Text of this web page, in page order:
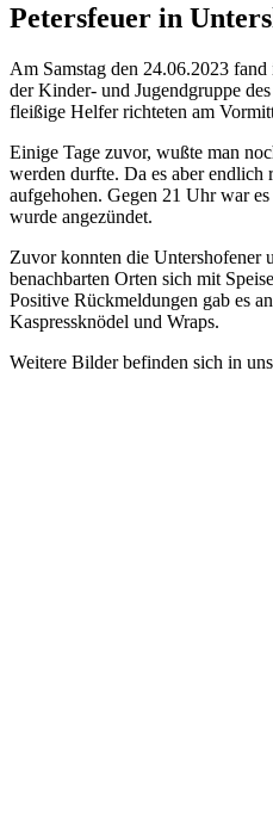
Petersfeuer in
Am Samstag den 24.06.2023
der Kinder- und Jugendgruppe
fleißige Helfer richteten am
Einige Tage zuvor, wußte man
werden durfte. Da es aber endlich
aufgehohen. Gegen 21 Uhr war
wurde angezündet.
Zuvor konnten die Untershofener
benachbarten Orten sich mit
Positive Rückmeldungen gab es
Kaspressknödel und Wraps.
Weitere Bilder befinden sich in